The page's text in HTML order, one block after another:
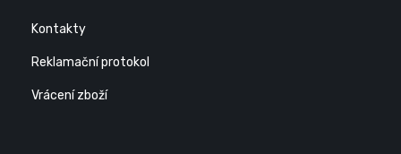
Kontakty
Reklamační protokol
Vrácení zboží